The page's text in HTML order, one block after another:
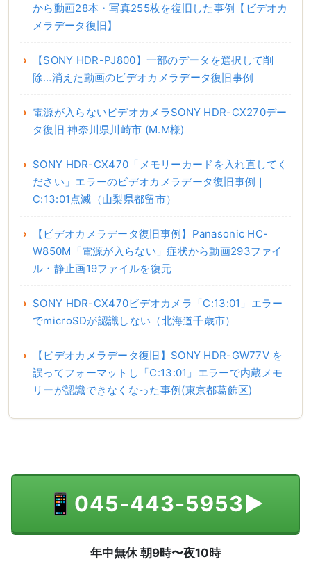
から動画28本・写真255枚を復旧した事例【ビデオカ
メラデータ復旧】
【SONY HDR-PJ800】一部のデータを選択して削
除…消えた動画のビデオカメラデータ復旧事例
電源が入らないビデオカメラSONY HDR-CX270デー
タ復旧 神奈川県川崎市 (M.M様)
SONY HDR-CX470「メモリーカードを入れ直してく
ださい」エラーのビデオカメラデータ復旧事例｜
C:13:01点滅（山梨県都留市）
【ビデオカメラデータ復旧事例】Panasonic HC-
W850M「電源が入らない」症状から動画293ファイ
ル・静止画19ファイルを復元
SONY HDR-CX470ビデオカメラ「C:13:01」エラー
でmicroSDが認識しない（北海道千歳市）
【ビデオカメラデータ復旧】SONY HDR-GW77V を
誤ってフォーマットし「C:13:01」エラーで内蔵メモ
リーが認識できなくなった事例(東京都葛飾区)
📱 045-443-5953▶
年中無休 朝9時〜夜10時